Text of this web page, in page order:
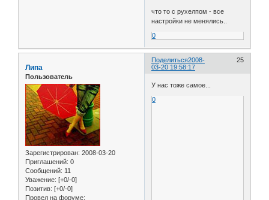
что то с рухелпом - все
настройки не менялись..
0
Поделиться 25
2008-
03-20 19:58:17
Липа
Пользователь
Зарегистрирован: 2008-03-20
Приглашений: 0
Сообщений: 11
Уважение: [+0/-0]
Позитив: [+0/-0]
Провел на форуме:
У нас тоже самое...
0